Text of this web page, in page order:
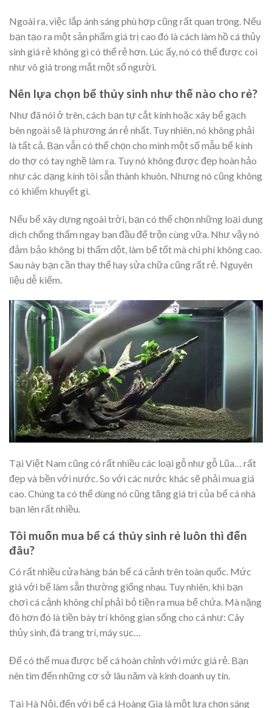
Ngoài ra, việc lắp ánh sáng phù hợp cũng rất quan trọng. Nếu
bạn tạo ra một sản phẩm giá trị cao đó là cách làm hồ cá thủy
sinh giá rẻ không gì có thể rẻ hơn. Lúc ấy, nó có thể được coi
như vô giá trong mắt một số người.
Nên lựa chọn bể thủy sinh như thế nào cho rẻ?
Như đã nói ở trên, cách bạn tự cắt kính hoặc xây bể gạch
bên ngoài sẽ là phương án rẻ nhất. Tuy nhiên, nó không phải
là tất cả. Bạn vẫn có thể chọn cho mình một số mẫu bể kính
do thợ có tay nghề làm ra. Tuy nó không được đẹp hoàn hảo
như các dạng kính tôi sẵn thành khuôn. Nhưng nó cũng không
có khiếm khuyết gì.
Nếu bể xây dựng ngoài trời, bạn có thể chọn những loại dung
dịch chống thấm ngay ban đầu để trộn cùng vữa. Như vậy nó
đảm bảo không bị thấm dột, làm bể tốt mà chi phí không cao.
Sau này bạn cần thay thế hay sửa chữa cũng rất rẻ. Nguyên
liệu dễ kiếm.
Tại Việt Nam cũng có rất nhiều các loại gỗ như gỗ Lũa… rất
đẹp và bền với nước. So với các nước khác sẽ phải mua giá
cao. Chúng ta có thể dùng nó cũng tăng giá trị của bể cá nhà
bạn lên rất nhiều.
Tôi muốn mua bể cá thủy sinh rẻ luôn thì đến
đâu?
Có rất nhiều cửa hàng bán bể cá cảnh trên toàn quốc. Mức
giá với bể làm sẵn thường giống nhau. Tuy nhiên, khi bạn
chơi cá cảnh không chỉ phải bỏ tiền ra mua bể chứa. Mà nặng
đô hơn đó là tiền bày trí không gian sống cho cá như: Cây
thủy sinh, đá trang trí, máy sục…
Để có thể mua được bể cá hoàn chỉnh với mức giá rẻ. Bạn
nên tìm đến những cơ sở lâu năm và kinh doanh uy tín.
Tại Hà Nội, đến với bể cá Hoàng Gia là một lựa chọn sáng